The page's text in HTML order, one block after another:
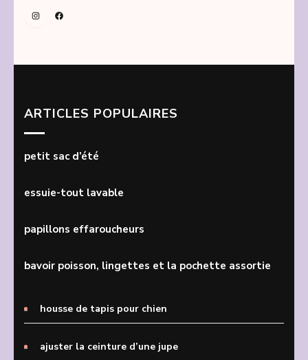
InstagramFacebook
ARTICLES POPULAIRES
petit sac d’été
essuie-tout lavable
papillons effaroucheurs
bavoir poisson, lingettes et la pochette assortie
housse de tapis pour chien
ajuster la ceinture d’une jupe